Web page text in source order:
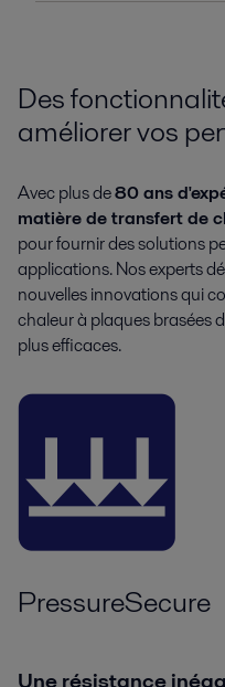
Des
améliorer vos
Avec plus de80 ans
matière de transfert de
pour fournir des solutions
applications. Nos experts
nouvelles innovations qui
chaleur à plaques brasées
plus efficaces.
PressureSecure